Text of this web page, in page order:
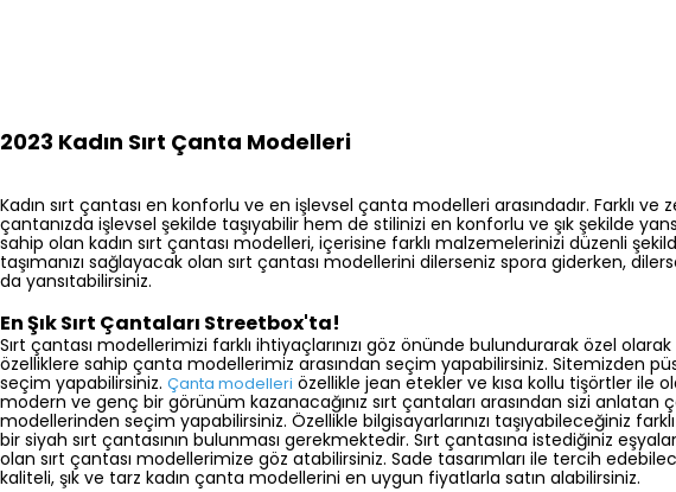
2023 Kadın Sırt Çanta Modelleri
Kadın sırt çantası en konforlu ve en işlevsel çanta modelleri arasındadır. Farklı
çantanızda işlevsel şekilde taşıyabilir hem de stilinizi en konforlu ve şık şekilde
sahip olan kadın sırt çantası modelleri, içerisine farklı malzemelerinizi düzenli
taşımanızı sağlayacak olan sırt çantası modellerini dilerseniz spora giderken,
da yansıtabilirsiniz.
En Şık Sırt Çantaları Streetbox'ta!
Sırt çantası modellerimizi farklı ihtiyaçlarınızı göz önünde bulundurarak özel
özelliklere sahip çanta modellerimiz arasından seçim yapabilirsiniz. Sitemizden
seçim yapabilirsiniz. Çanta modelleri özellikle jean etekler ve kısa kollu tişörtler ile
modern ve genç bir görünüm kazanacağınız sırt çantaları arasından sizi
modellerinden seçim yapabilirsiniz. Özellikle bilgisayarlarınızı taşıyabileceğiniz
bir siyah sırt çantasının bulunması gerekmektedir. Sırt çantasına istediğiniz
olan sırt çantası modellerimize göz atabilirsiniz. Sade tasarımları ile tercih
kaliteli, şık ve tarz kadın çanta modellerini en uygun fiyatlarla satın alabilirsiniz.